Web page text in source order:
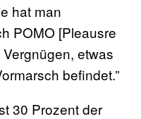
hat man
POMO [Pleausre
etwas
befindet.”
30 Prozent der